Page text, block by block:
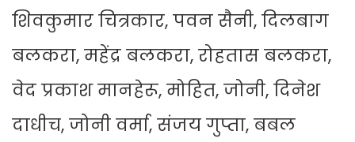
शिवकुमार चित्रकार, पवन सैनी, दिलबाग
बलकरा, महेंद्र बलकरा, रोहतास बलकरा,
वेद प्रकाश मानहेरू, मोहित, जोनी, दिनेश
दाधीच, जोनी वर्मा, संजय गुप्ता, बबल